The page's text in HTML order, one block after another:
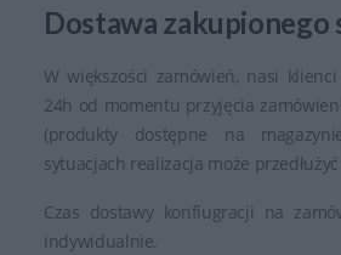
Dostawa zakupionego
W większości zamówień, nasi
24h od momentu przyjęcia
(produkty dostępne na
sytuacjach realizacja może
Czas dostawy konfiugracji na
indywidualnie.